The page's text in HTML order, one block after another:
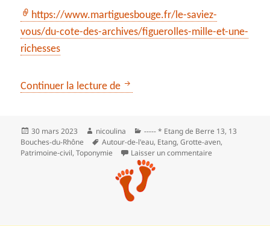
https://www.martiguesbouge.fr/le-saviez-
vous/du-cote-des-archives/figuerolles-mille-et-une-
richesses
Continuer la lecture de Figuerolles, Martigues
Publié
le
30 mars 2023 Auteur
nicoulina Catégories
----- * Etang de Berre 13, 13
Bouches-du-Rhône
Mots-
clés
Autour-de-l'eau, Etang,Grotte-aven,
Patrimoine‑civil,Toponymie Laisser un commentaire